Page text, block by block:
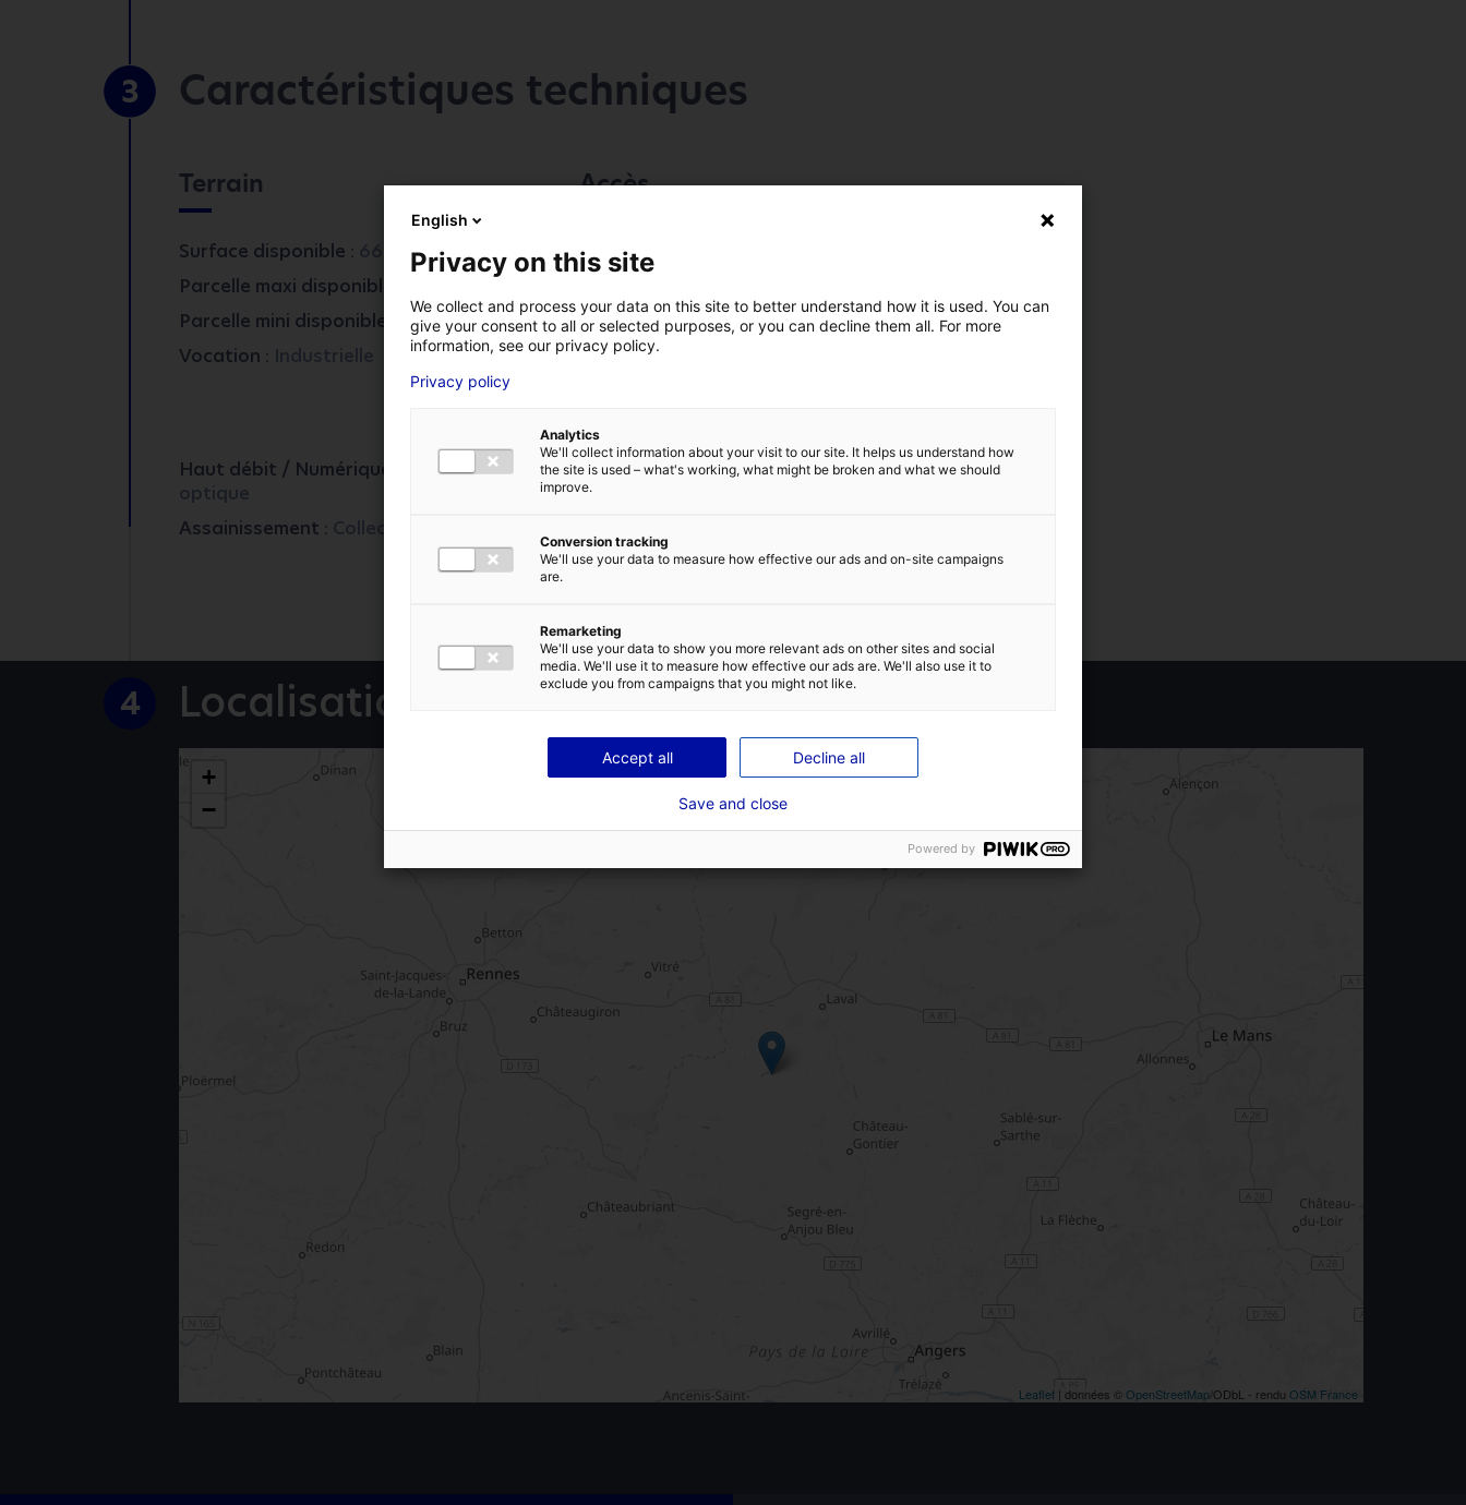
Champs obligatoires
VOTRE ENTREPRISE
VOTRE PRÉNOM*
NUMÉRO DE TÉLÉPHONE ADRESSE E-MAIL*
J'ACCEPTE LAPOLITIQUE DE CONFIDENTIALITÉ
ENVOYER
3 Caractéristiques techniques
Terrain
Surface disponible : 66202 m²
Parcelle maxi disponible :
Parcelle mini disponible : 2883 m2
Vocation : Industrielle
Accès
à 15mn de Laval
à 1h30 de Nantes
en bordure de la RD 771 (axe Laval St
Haut débit / Numérique :
Fibre
optique
Assainissement : Collectif
4 Localisation
+
−
Leaflet | données © OpenStreetMap /ODbL - rendu OSM France
English
Privacy on this site
We collect and process your data on this site to better understand how it is used. You can
give your consent to all or selected purposes, or you can decline them all. For more
information, see our privacy policy.
Privacy policy
Analytics
We'll collect information about your visit to our site. It helps us understand how
the site is used – what's working, what might be broken and what we should
improve.
Conversion tracking
We'll use your data to measure how effective our ads and on-site campaigns
are.
Remarketing
We'll use your data to show you more relevant ads on other sites and social
media. We'll use it to measure how effective our ads are. We'll also use it to
exclude you from campaigns that you might not like.
Accept all Decline all
Save and close
Powered by